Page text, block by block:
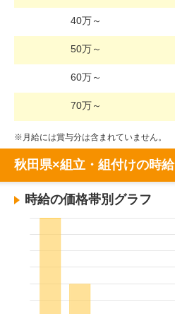
40万～
50万～
60万～
70万～
※月給には賞与分は含まれていません。
秋田県×組立・組付けの時給
時給の価格帯別グラフ